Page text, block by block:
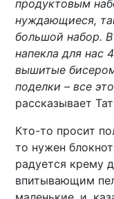
продуктовым
нуждающиеся,
большой набор.
напекла для нас
вышитые
поделки – все
рассказывает
Кто-то просит
то нужен
радуется крему
впитывающим